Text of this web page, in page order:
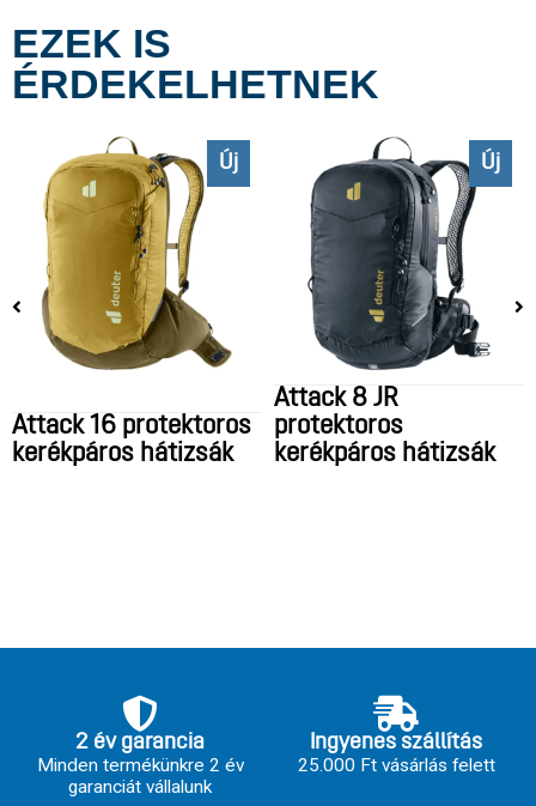
EZEK IS
ÉRDEKELHETNEK
Új
Attack 16 protektoros
kerékpáros hátizsák
Új
Attack 8 JR
protektoros
kerékpáros hátizsák
2 év garancia
Minden termékünkre 2 év
garanciát vállalunk
Ingyenes szállítás
25.000 Ft vásárlás felett